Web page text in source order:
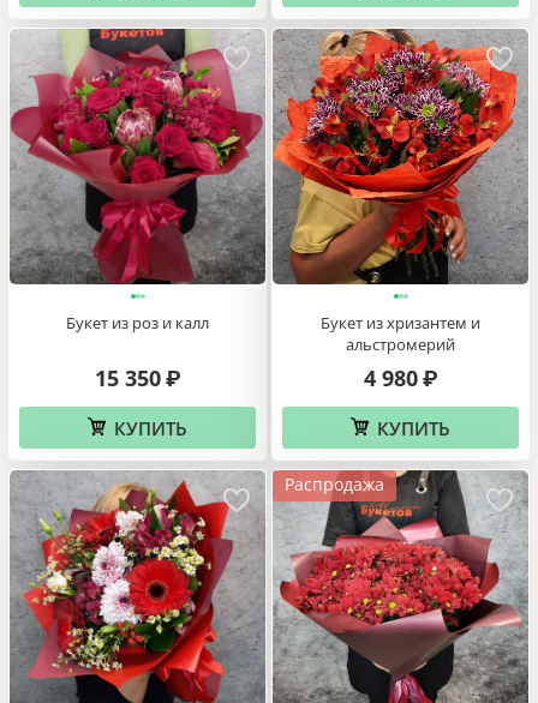
Букет из роз и калл
15 350 ₽
КУПИТЬ
Букет из хризантем и
альстромерий
4 980 ₽
КУПИТЬ
Распродажа